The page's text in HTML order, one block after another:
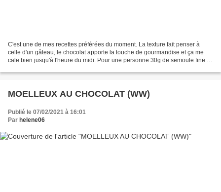
C'est une de mes recettes préférées du moment. La texture fait penser à
celle d'un gâteau, le chocolat apporte la touche de gourmandise et ça me
cale bien jusqu'à l'heure du midi. Pour une personne 30g de semoule fine 1
MOELLEUX AU CHOCOLAT (WW)
Publié le 07/02/2021 à 16:01
Par helene06